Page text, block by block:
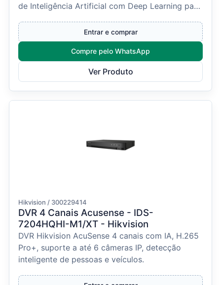
de Inteligência Artificial com Deep Learning para
Entrar e comprar
Compre pelo WhatsApp
Ver Produto
Hikvision / 300229414
DVR 4 Canais Acusense - IDS-
7204HQHI-M1/XT - Hikvision
DVR Hikvision AcuSense 4 canais com IA, H.265
Pro+, suporte a até 6 câmeras IP, detecção
inteligente de pessoas e veículos.